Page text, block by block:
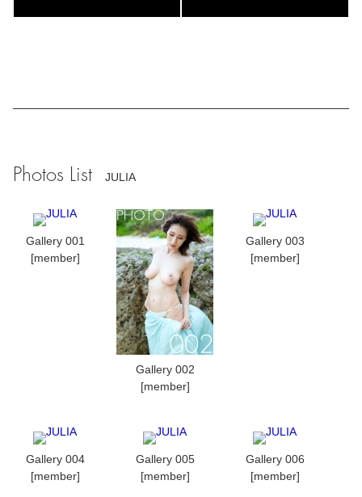
Photos List JULIA
Gallery 001
[member]
Gallery 002
[member]
Gallery 003
[member]
Gallery 004
[member]
Gallery 005
[member]
Gallery 006
[member]